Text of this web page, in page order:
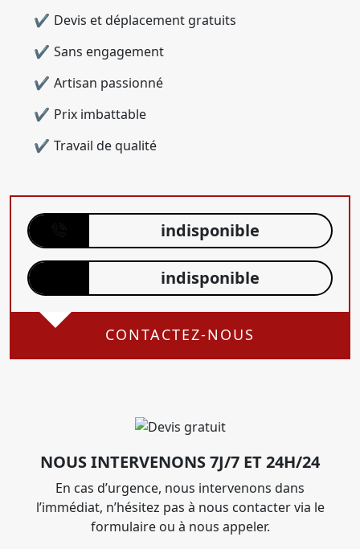
Devis et déplacement gratuits
Sans engagement
Artisan passionné
Prix imbattable
Travail de qualité
indisponible
indisponible
CONTACTEZ-NOUS
NOUS INTERVENONS 7J/7 ET 24H/24
En cas d’urgence, nous intervenons dans
l’immédiat, n’hésitez pas à nous contacter via le
formulaire ou à nous appeler.